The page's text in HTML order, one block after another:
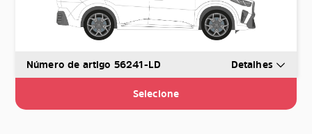
Número de artigo 56241-LD Detalhes
Selecione